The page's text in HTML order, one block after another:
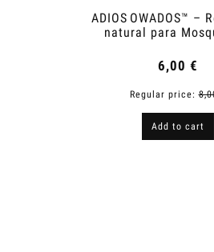
ADIOS OWADOS™ –
natural para
6,00 €
Regular price:
Add to cart